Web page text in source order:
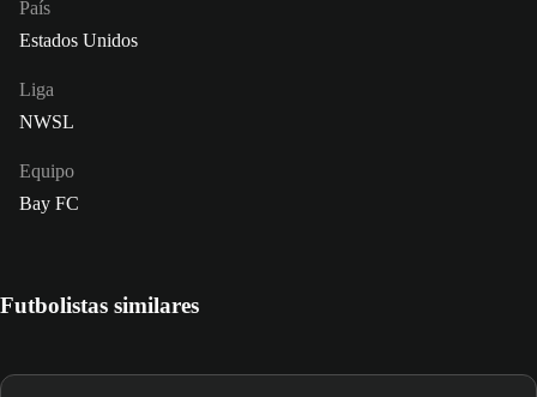
País
Estados Unidos
Liga
NWSL
Equipo
Bay FC
Futbolistas similares